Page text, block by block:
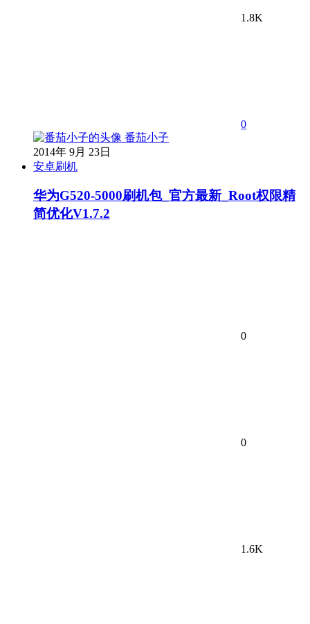
1.8K
0
番茄小子
2014年 9月 23日
安卓刷机
华为G520-5000刷机包_官方最新_Root权限精
简优化V1.7.2
0
0
1.6K